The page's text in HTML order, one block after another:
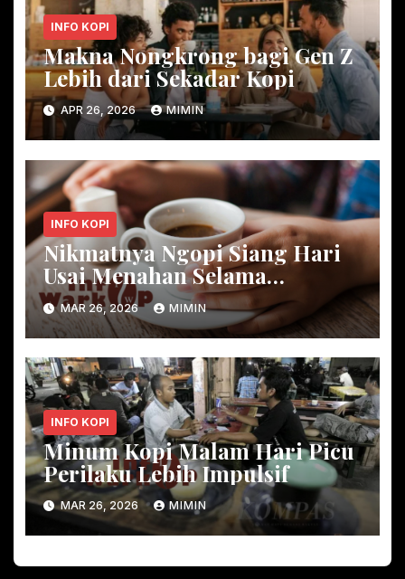
INFO KOPI
Makna Nongkrong bagi Gen Z
Lebih dari Sekadar Kopi
APR 26, 2026 MIMIN
INFO KOPI
Nikmatnya Ngopi Siang Hari
Usai Menahan Selama
Ramadan
MAR 26, 2026 MIMIN
INFO KOPI
Minum Kopi Malam Hari Picu
Perilaku Lebih Impulsif
MAR 26, 2026 MIMIN